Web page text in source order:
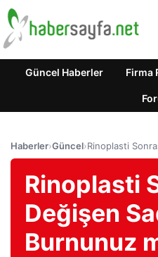
Güncel Haberler Firma
Haberler›Güncel›Rinoplasti
Rinoplasti
Değişen
Burnunuz